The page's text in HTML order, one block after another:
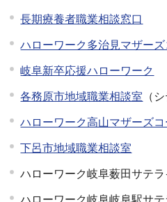
長期療養者職業相談窓口
ハローワーク多治見マザー
岐阜新卒応援ハローワーク
各務原市地域職業相談室 （
ハローワーク高山マザーズコ
下呂市地域職業相談室
ハローワーク岐阜薮田サテラ
ハローワーク岐阜岐阜駅サテ